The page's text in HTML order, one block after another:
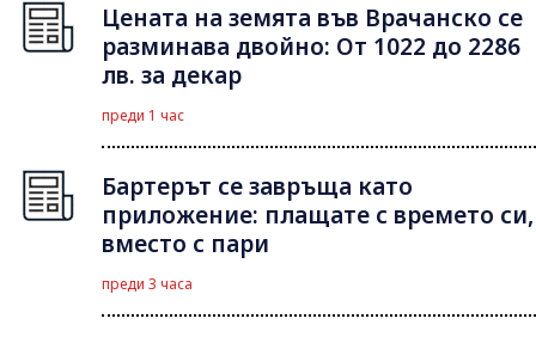
Цената на земята във Врачанско се
разминава двойно: От 1022 до 2286
лв. за декар
преди 1 час
Бартерът се завръща като
приложение: плащате с времето си,
вместо с пари
преди 3 часа